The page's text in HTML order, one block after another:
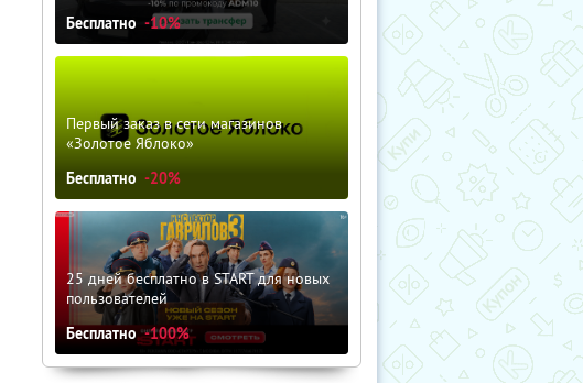
Бесплатно -10%
Первый заказ в сети магазинов
«Золотое Яблоко»
Бесплатно -20%
25 дней бесплатно в START для новых
пользователей
Бесплатно -100%